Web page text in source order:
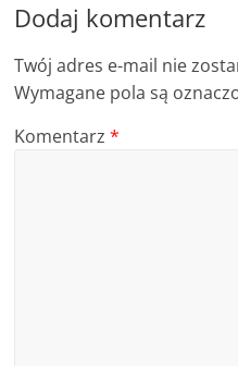
Dodaj komentarz
Twój adres e-mail nie
Wymagane pola są
Komentarz*